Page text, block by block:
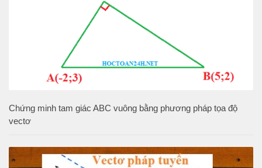
Chứng minh tam giác ABC vuông bằng phương pháp tọa độ
vectơ